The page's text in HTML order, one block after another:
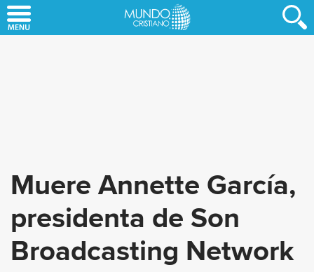
to
Muere Annette García,
presidenta de Son
Broadcasting Network